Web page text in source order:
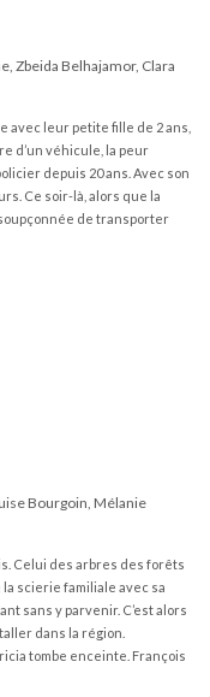
Zbeida Belhajamor, Clara
avec leur petite fille de 2 ans,
d’un véhicule, la peur
depuis 20 ans. Avec son
Ce soir-là, alors que la
de transporter
Bourgoin, Mélanie
Celui des arbres des forêts
scierie familiale avec sa
sans y parvenir. C’est alors
dans la région.
tombe enceinte. François